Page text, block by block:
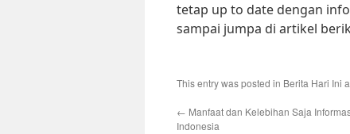
tetap up to date dengan
sampai jumpa di artikel
This entry was posted in Berita Hari Ini
← Manfaat dan Kelebihan Saja
Indonesia